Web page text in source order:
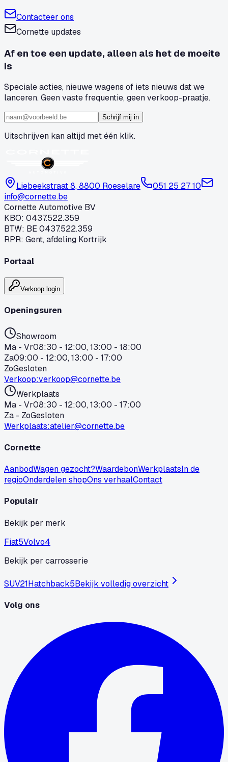
Contacteer ons
Cornette updates
Af en toe een update, alleen als het de moeite
is
Speciale acties, nieuwe wagens of iets nieuws dat we
lanceren. Geen vaste frequentie, geen verkoop-praatje.
Schrijf mij in
Uitschrijven kan altijd met één klik.
Liebeekstraat 8, 8800 Roeselare
051 25 27 10
info@cornette.be
Cornette Automotive BV
KBO: 0437.522.359
BTW: BE 0437.522.359
RPR: Gent, afdeling Kortrijk
Portaal
Verkoop login
Openingsuren
Showroom
Ma - Vr08:30 - 12:00, 13:00 - 18:00
Za09:00 - 12:00, 13:00 - 17:00
ZoGesloten
Verkoop:verkoop@cornette.be
Werkplaats
Ma - Vr08:30 - 12:00, 13:00 - 17:00
Za - ZoGesloten
Werkplaats:atelier@cornette.be
Cornette
AanbodWagen gezocht?WaardebonWerkplaatsIn de
regioOnderdelen shopOns verhaalContact
Populair
Bekijk per merk
Fiat5Volvo4
Bekijk per carrosserie
SUV21Hatchback5Bekijk volledig overzicht
Volg ons